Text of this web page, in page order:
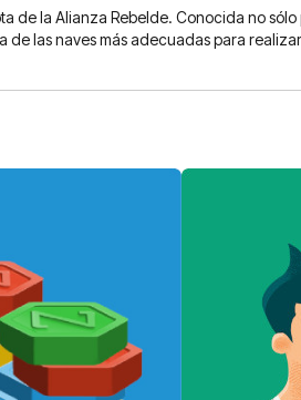
de la Alianza Rebelde. Conocida no
las naves más adecuadas para